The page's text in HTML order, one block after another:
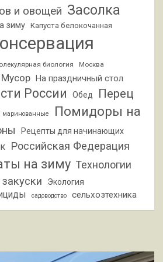
и овощей Засолка
зиму Капуста белокочанная
биология Москва
Мусор На праздничный стол
России Обед
Перец
маринованные
Помидоры на
Рецепты для начинающих
Российская Федерация
на зиму Технологии
Экология
садоводство сельхозтехника